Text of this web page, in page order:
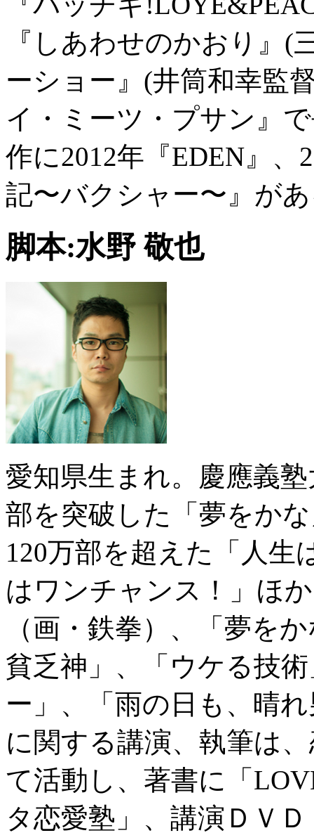
『しあわせのかおり』(
ーショー』(井筒和幸監
イ・ミーツ・プサン』
作に2012年『EDEN』
記〜バクシャー〜』が
脚本:水野 敬也
愛知県生まれ。慶應義
部を突破した「夢をか
120万部を超えた「人生
はワンチャンス！」ほ
（画・鉄拳）、「夢を
貧乏神」、「ウケる技
ー」、「雨の日も、晴
に関する講演、執筆は
て活動し、著書に「
タ恋愛塾」、講演ＤＶ